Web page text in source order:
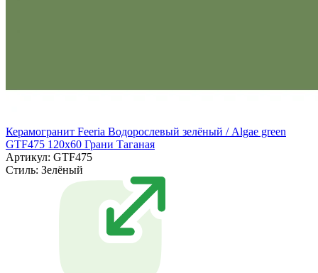
Керамогранит Feeria Водорослевый зелёный / Algae green
GTF475 120х60 Грани Таганая
Артикул: GTF475
Стиль: Зелёный